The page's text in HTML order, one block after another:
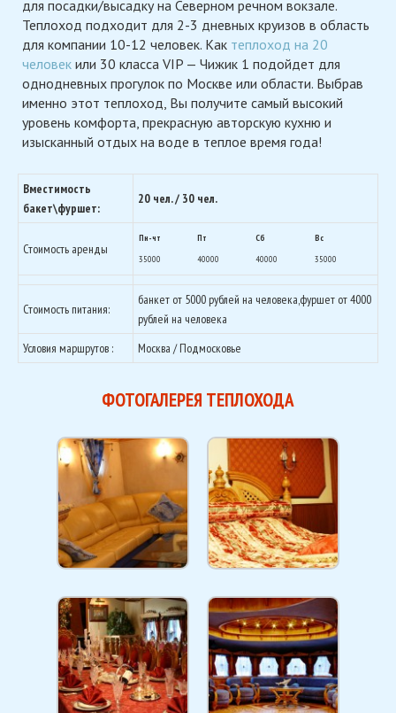
для посадки/высадку на Северном речном вокзале.
Теплоход подходит для 2-3 дневных круизов в область
для компании 10-12 человек. Как теплоход на 20
человек или 30 класса VIP — Чижик 1 подойдет для
однодневных прогулок по Москве или области. Выбрав
именно этот теплоход, Вы получите самый высокий
уровень комфорта, прекрасную авторскую кухню и
изысканный отдых на воде в теплое время года!
Вместимость
бакет\фуршет:
20 чел. / 30 чел.
Стоимость аренды
Пн-чт Пт Сб
Вс
35000
40000 40000 35000
Стоимость питания:
банкет от 5000 рублей на человека,фуршет от 4000
рублей на человека
Условия маршрутов :
Москва / Подмосковье
ФОТОГАЛЕРЕЯ ТЕПЛОХОДА